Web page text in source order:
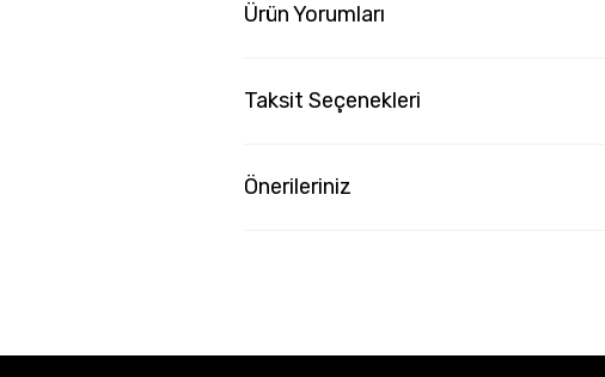
Ürün Yorumları
Taksit Seçenekleri
Önerileriniz